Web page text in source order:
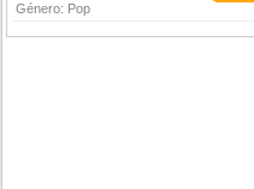
Género: Pop